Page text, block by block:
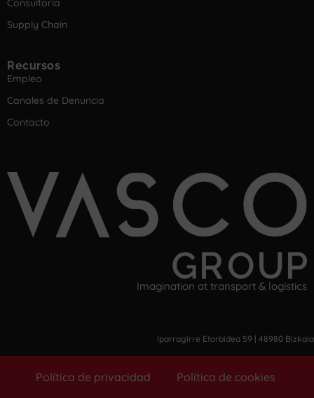
Consultoría
Supply Chain
Recursos
Empleo
Canales de Denuncia
Contacto
Imagination at transport & logistics
Iparragirre Etorbidea 59 | 48980 Bizkaia
Política de privacidad
Política de cookies